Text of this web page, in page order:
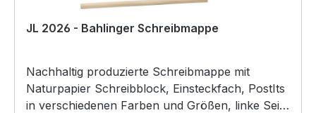
JL 2026 - Bahlinger Schreibmappe
Nachhaltig produzierte Schreibmappe mit
Naturpapier Schreibblock, Einsteckfach, PostIts
in verschiedenen Farben und Größen, linke Seite